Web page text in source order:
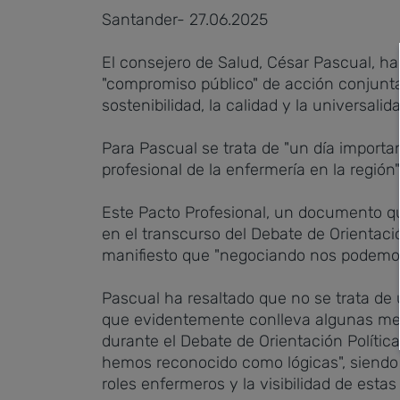
Santander- 27.06.2025
El consejero de Salud, César Pascual,
"compromiso público" de acción
sostenibilidad, la calidad y la
Para Pascual se trata de "un día
profesional de la enfermería en la
Este Pacto Profesional, un documento
en el transcurso del Debate de
manifiesto que "negociando nos
Pascual ha resaltado que no se trata
que evidentemente conlleva algunas
durante el Debate de Orientación
hemos reconocido como lógicas",
roles enfermeros y la visibilidad de